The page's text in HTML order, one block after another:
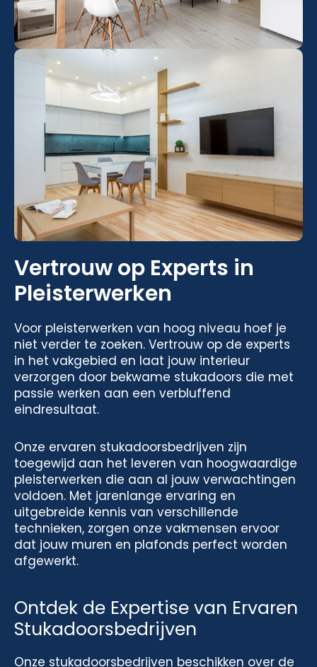
Vertrouw op Experts in
Pleisterwerken
Voor pleisterwerken van hoog niveau hoef je
niet verder te zoeken. Vertrouw op de experts
in het vakgebied en laat jouw interieur
verzorgen door bekwame stukadoors die met
passie werken aan een verbluffend
eindresultaat.
Onze ervaren stukadoorsbedrijven zijn
toegewijd aan het leveren van hoogwaardige
pleisterwerken die aan al jouw verwachtingen
voldoen. Met jarenlange ervaring en
uitgebreide kennis van verschillende
technieken, zorgen onze vakmensen ervoor
dat jouw muren en plafonds perfect worden
afgewerkt.
Ontdek de Expertise van Ervaren
Stukadoorsbedrijven
Onze stukadoorsbedrijven beschikken over de